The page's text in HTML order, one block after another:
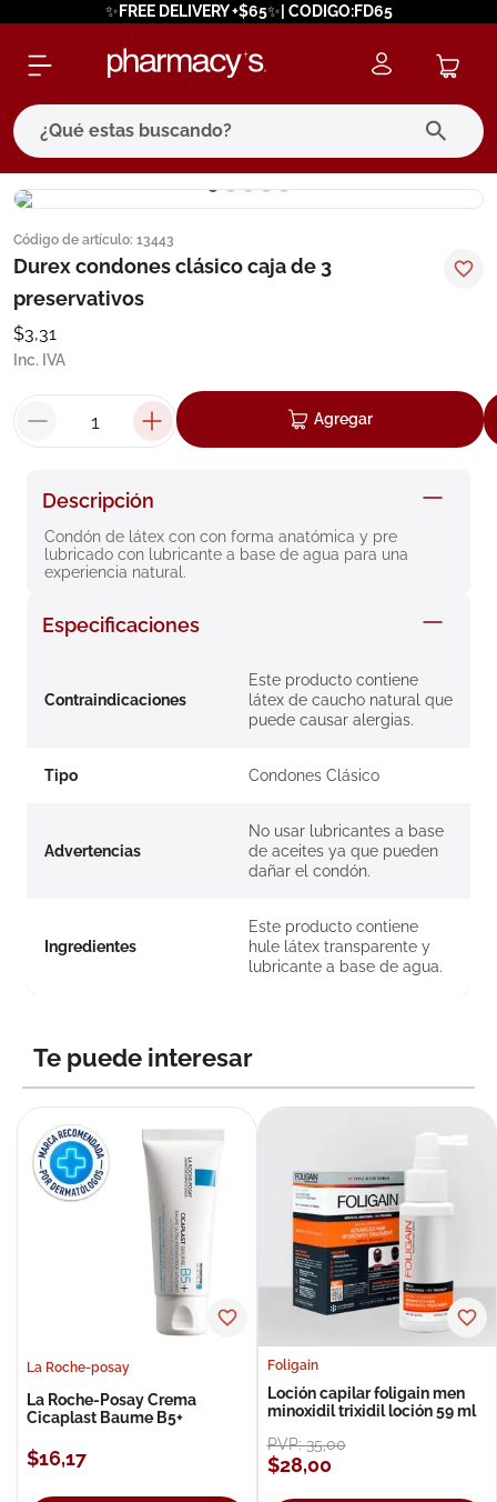
✨FREE DELIVERY +$65✨| CODIGO:FD65
¿Qué estas buscando?
Código de artículo: 13443
Durex condones clásico caja de 3
preservativos
$3,31
Inc. IVA
Agregar
Descripción
Condón de látex con con forma anatómica y pre
lubricado con lubricante a base de agua para una
experiencia natural.
Especificaciones
Contraindicaciones
Este producto contiene
látex de caucho natural que
puede causar alergias.
Tipo Condones Clásico
Advertencias
No usar lubricantes a base
de aceites ya que pueden
dañar el condón.
Ingredientes
Este producto contiene
hule látex transparente y
lubricante a base de agua.
Te puede interesar
La Roche-posay
La Roche-Posay Crema
Cicaplast Baume B5+
$16,17
Foligain
Loción capilar foligain men
minoxidil trixidil loción 59 ml
PVP:35,00
$28,00
términos más buscados
1. eucerin
4.
5. cerave
roche posay
9. pañales